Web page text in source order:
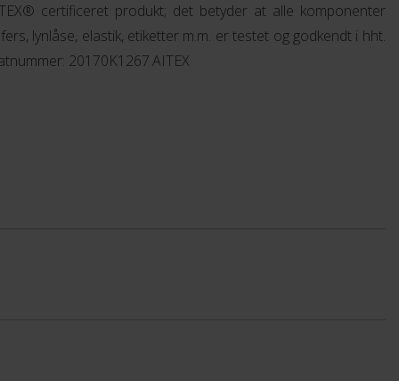
certificeret produkt; det betyder at alle komponenter
lynlåse, elastik, etiketter m.m. er testet og godkendt i hht.
20170K1267 AITEX